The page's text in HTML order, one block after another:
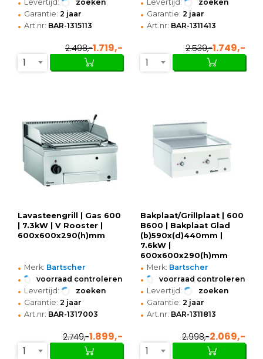
Levertijd: zoeken
• Garantie: 2 jaar
• Art.nr: BAR-1315113
2.498,-1.719,-
1
Levertijd: zoeken
• Garantie: 2 jaar
• Art.nr: BAR-1311413
2.539,-1.749,-
1
Lavasteengrill | Gas 600
| 7.3kW | V Rooster |
600x600x290(h)mm
• Merk: Bartscher
• voorraad controleren
• Levertijd: zoeken
• Garantie: 2 jaar
• Art.nr: BAR-1317003
2.749,-1.899,-
1
Bakplaat/Grillplaat | 600
B600 | Bakplaat Glad
(b)590x(d)440mm |
7.6kW |
600x600x290(h)mm
• Merk: Bartscher
• voorraad controleren
• Levertijd: zoeken
• Garantie: 2 jaar
• Art.nr: BAR-1311813
2.998,-2.069,-
1